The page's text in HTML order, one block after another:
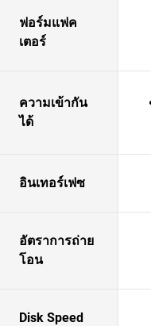
ฟอร์มแฟค
เตอร์
ความเข้ากัน
ได้
อินเทอร์เฟซ
อัตราการถ่าย
โอน
Disk Speed